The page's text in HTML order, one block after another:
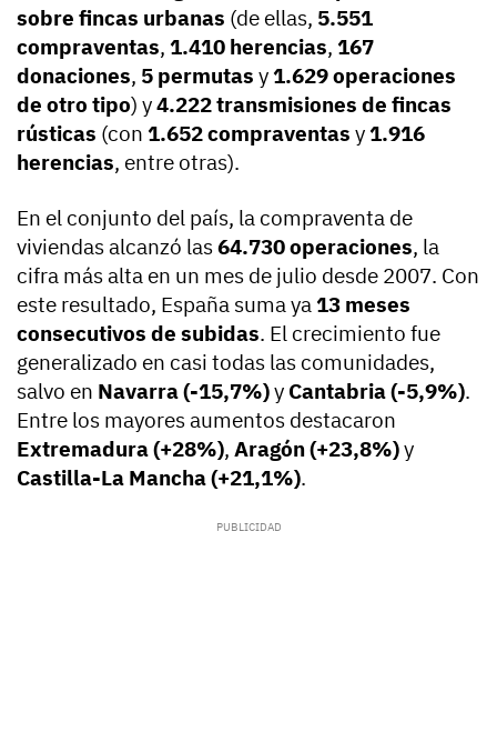
sobre fincas urbanas (de ellas, 5.551
compraventas, 1.410 herencias, 167
donaciones, 5 permutas y 1.629 operaciones
de otro tipo) y4.222 transmisiones de fincas
rústicas (con 1.652 compraventas y 1.916
herencias, entre otras).
En el conjunto del país, la compraventa de
viviendas alcanzó las64.730 operaciones, la
cifra más alta en un mes de julio desde 2007. Con
este resultado, España suma ya 13 meses
consecutivos de subidas. El crecimiento fue
generalizado en casi todas las comunidades,
salvo en Navarra (-15,7%)y Cantabria (-5,9%).
Entre los mayores aumentos destacaron
Extremadura (+28%), Aragón (+23,8%)y
Castilla-La Mancha (+21,1%).